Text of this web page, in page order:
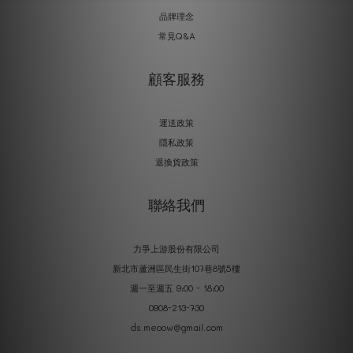
品牌理念
常見Q&A
顧客服務
運送政策
隱私政策
退換貨政策
聯絡我們
力爭上游股份有限公司
新北市蘆洲區民生街107巷8號5樓
週一至週五 9:00 - 18:00
0908-213-730
ds.meoow@gmail.com